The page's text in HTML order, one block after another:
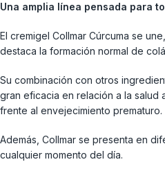
Una amplia línea pensada para
El cremigel Collmar Cúrcuma se
destaca la formación normal de
Su combinación con otros
gran eficacia en relación a la
frente al envejecimiento prematuro.
Además, Collmar se presenta en
cualquier momento del día.